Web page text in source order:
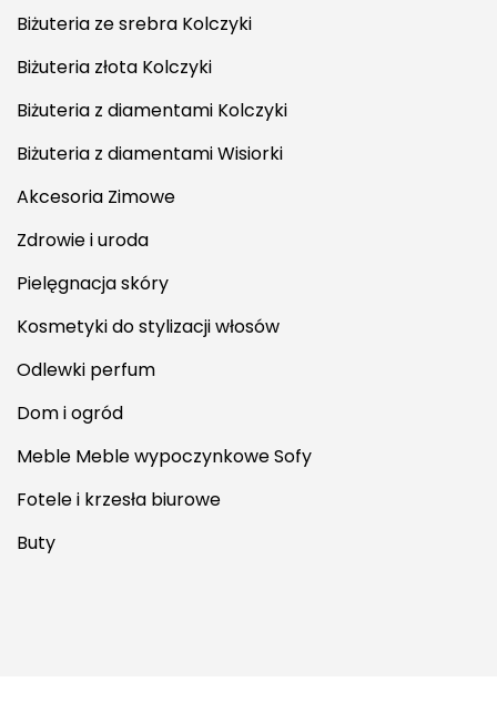
Biżuteria złota Kolczyki
Biżuteria z diamentami Kolczyki
Biżuteria z diamentami Wisiorki
Akcesoria Zimowe
Zdrowie i uroda
Pielęgnacja skóry
Kosmetyki do stylizacji włosów
Odlewki perfum
Dom i ogród
Meble Meble wypoczynkowe Sofy
Fotele i krzesła biurowe
Buty